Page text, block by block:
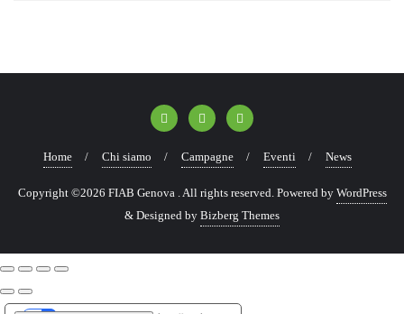
Home Chi siamo Campagne Eventi News
Copyright ©2026 FIAB Genova . All rights reserved. Powered by WordPress
& Designed by Bizberg Themes